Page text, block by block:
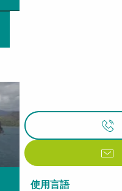
使用言語
使用言語